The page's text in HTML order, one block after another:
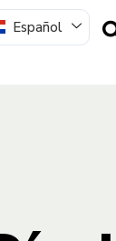
Español